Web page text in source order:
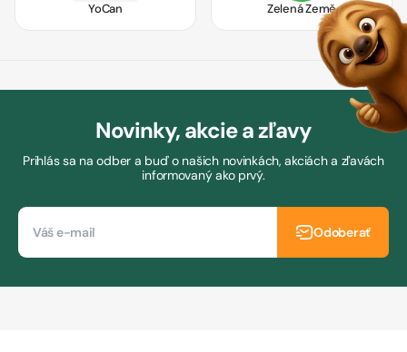
YoCan Zelená Země
Novinky, akcie a zľavy
Prihlás sa na odber a buď o našich novinkách, akciách a zľavách
informovaný ako prvý.
Odoberať